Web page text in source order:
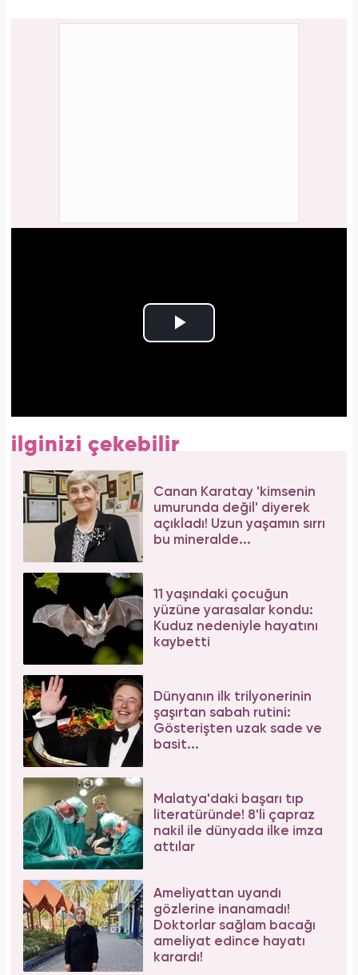
ilginizi çekebilir
Canan Karatay 'kimsenin
umurunda değil' diyerek
açıkladı! Uzun yaşamın sırrı
bu mineralde...
11 yaşındaki çocuğun
yüzüne yarasalar kondu:
Kuduz nedeniyle hayatını
kaybetti
Dünyanın ilk trilyonerinin
şaşırtan sabah rutini:
Gösterişten uzak sade ve
basit...
Malatya'daki başarı tıp
literatüründe! 8'li çapraz
nakil ile dünyada ilke imza
attılar
Ameliyattan uyandı
gözlerine inanamadı!
Doktorlar sağlam bacağı
ameliyat edince hayatı
karardı!